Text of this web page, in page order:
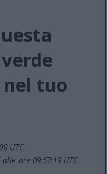
tuo
UTC
ore 09:57:19 UTC